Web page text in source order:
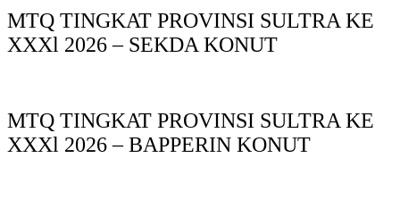
MTQ TINGKAT PROVINSI SULTRA KE
XXXl 2026 – SEKDA KONUT
MTQ TINGKAT PROVINSI SULTRA KE
XXXl 2026 – BAPPERIN KONUT